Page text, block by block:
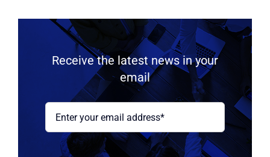
Receive the latest news in your
email